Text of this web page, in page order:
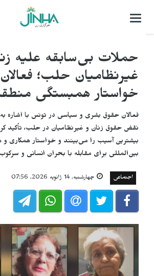
باز
حملات بی‌سابقه علیه
غیرنظامیان حلب؛
خواستار همبستگی
فعالان حقوق بشری و سیاسی در تونس با اشاره
نقض حقوق زنان و غیرنظامیان در حلب، تأکید
بیشترین آسیب را می‌بینند و خواستار همکاری
بین‌المللی برای مقابله با بحران انسانی و
اجتماعی چهارشنبه, 14 ژانویه 2026, 07:56